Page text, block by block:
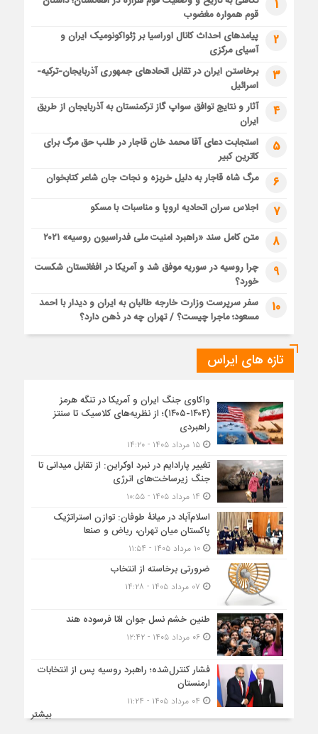
1
قوم همواره مغضوب
2
پیامدهای احداث کانال اوراسیا بر ژئواکونومیک ایران و
آسیای مرکزی
3
برخاستن ایران در تقابل اتحادهای جمهوری آذربایجان-ترکیه-
اسرائیل
4
آثار و نتایج توافق سواپ گاز ترکمنستان به آذربایجان از طریق
ایران
5
استجابت دعای آقا محمد خان قاجار در طلب حق مرگ برای
کاترین کبیر
6 مرگ شاه قاجار به دلیل خربزه و نجات جان شاعر کتابخوان
7 اجلاس سران اتحادیه اروپا و مناسبات با مسکو
8 متن کامل سند «راهبرد امنیت ملی فدراسیون روسیه» ۲۰۲۱
9
چرا روسیه در سوریه موفق شد و آمریکا در افغانستان شکست
خورد؟
10
سفر سرپرست وزارت خارجه طالبان به ایران و دیدار با احمد
مسعود؛ ماجرا چیست؟ / تهران چه در ذهن دارد؟
تازه های ایراس
واکاوی جنگ ایران و آمریکا در تنگه هرمز
(۱۴۰۴-۱۴۰۵)؛ از نظریه‌های کلاسیک تا سنتز
راهبردی
۱۵ مرداد ۱۴۰۵ - ۱۴:۲۰
تغییر پارادایم در نبرد اوکراین: از تقابل میدانی تا
جنگ زیرساخت‌های انرژی
اسلام‌آباد در میانۀ طوفان: توازن استراتژیک
پاکستان میان تهران، ریاض و صنعا
۱۰ مرداد ۱۴۰۵ - ۱۱:۵۴
ضرورتی برخاسته از انتخاب
طنین خشم نسل جوان امّا فرسوده هند
۰۶ مرداد ۱۴۰۵ - ۱۲:۴۲
فشار کنترل‌شده؛ راهبرد روسیه پس از انتخابات
ارمنستان
بیشتر